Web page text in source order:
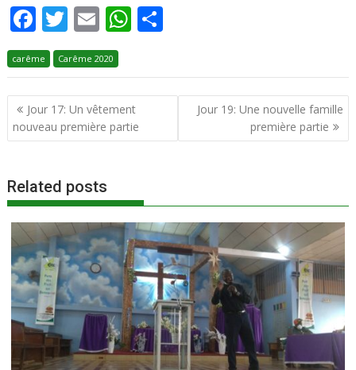
F
ac
e
b
o
o
T
w
itt
er
E
m
ai
l
W
at
s
A
p
ta
g
carême Carême 2020
Jour 17: Un vêtement
nouveau première partie
Jour 19: Une nouvelle famille
première partie
Related posts